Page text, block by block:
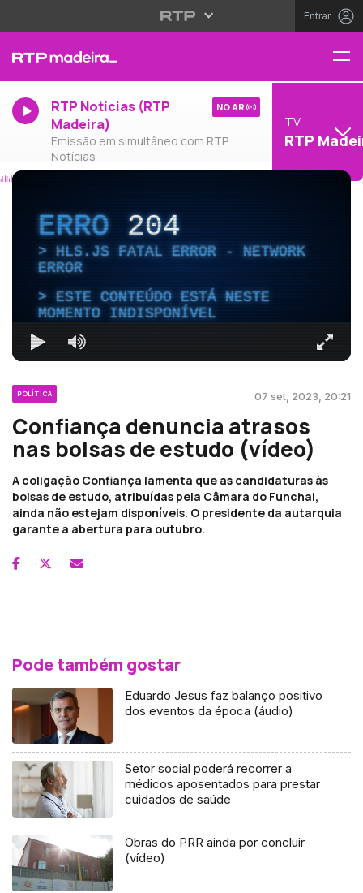
Entrar
RTP Notícias (RTP
Madeira)
Emissão em simultâneo com RTP
Notícias
NO AR
TV
RTP
ERRO204
HLS.JS FATAL ERROR - NETWORK
ERROR
ESTE CONTEÚDO ESTÁ NESTE
MOMENTO INDISPONÍVEL
POLÍTICA 07 set, 2023, 20:21
Confiança denuncia atrasos
nas bolsas de estudo (vídeo)
A coligação Confiança lamenta que as candidaturas às
bolsas de estudo, atribuídas pela Câmara do Funchal,
ainda não estejam disponíveis. O presidente da autarquia
garante a abertura para outubro.
Pode também gostar
Eduardo Jesus faz balanço positivo
dos eventos da época (áudio)
Setor social poderá recorrer a
médicos aposentados para prestar
cuidados de saúde
Obras do PRR ainda por concluir
(vídeo)